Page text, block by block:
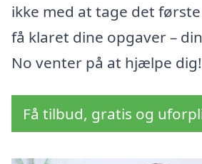
ikke med at tage det
få klaret dine opgaver –
No venter på at hjælpe dig!
Få tilbud, gratis og